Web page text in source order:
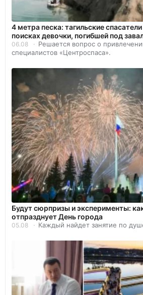
4 метра песка: тагильские
поисках девочки, погибшей под
06.08
Решается вопрос о
специалистов «Центроспаса».
Будут сюрпризы и эксперименты:
отпразднует День города
05.08 Каждый найдет занятие по